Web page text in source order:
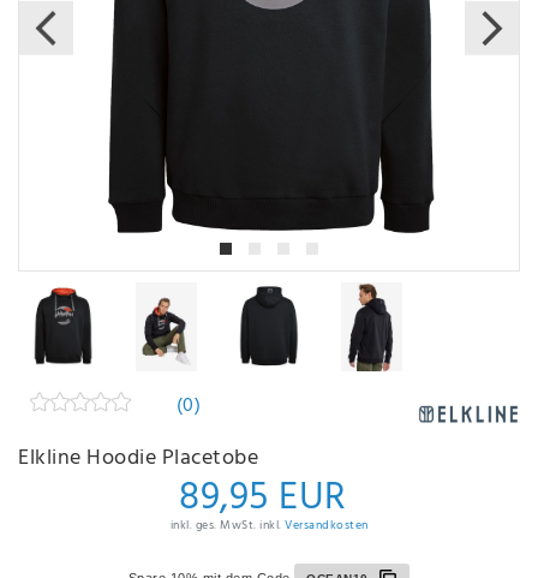
(0)
Elkline Hoodie Placetobe
89,95 EUR
inkl. ges. MwSt. inkl. Versandkosten